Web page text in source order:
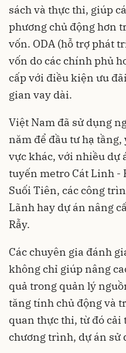
sách và thực thi, giúp
phương chủ động hơn
vốn. ODA (hỗ trợ phát
vốn do các chính phủ
cấp với điều kiện ưu
gian vay dài.
Việt Nam đã sử dụng
năm để đầu tư hạ
vực khác, với nhiều dự
tuyến metro Cát Linh -
Suối Tiên, các công
Lãnh hay dự án nâng
Rẫy.
Các chuyên gia đánh
không chỉ giúp nâng
quả trong quản lý
tăng tính chủ động và
quan thực thi, từ đó
chương trình, dự án sử